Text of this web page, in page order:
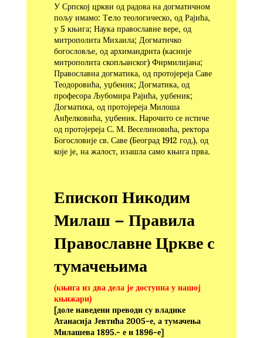
У Српској цркви од радова на догматичном
пољу имамо: Тeло теологическо, од Рајића,
у 5 књига; Наука православне вере, од
митрополита Михаила; Догматичко
богословље, од архимандрита (касније
митрополита скопљанског) Фирмилијана;
Православна догматика, од протојереја Саве
Теодоровића, уџбеник; Догматика, од
професора Љубомира Рајића, уџбеник;
Догматика, од протојереја Милоша
Анђелковића, уџбеник. Нарочито се истиче
од протојереја С. М. Веселиновића, ректора
Богословије св. Саве (Београд 1912 год.), од
које је, на жалост, изашла само књига прва.
Епископ Никодим
Милаш – Правила
Православне Цркве с
тумачењима
(књига из два дела је доступна у нашој
књижари)
[доле наведени преводи су владике
Атанасија Јевтића 2005-е, а тумачења
Милашева 1895.- е и 1896-е]